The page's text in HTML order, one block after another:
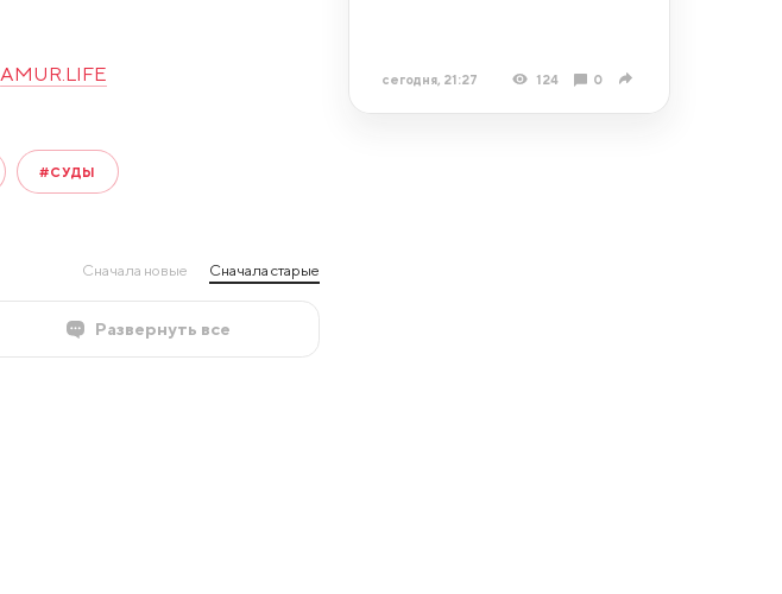
AMUR.LIFE
#СУДЫ
Сначала новые Сначала старые
Развернуть все
сегодня, 21:27 124 0